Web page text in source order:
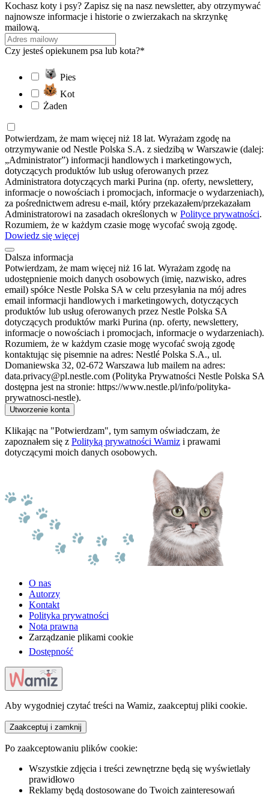
Kochasz koty i psy? Zapisz się na nasz newsletter, aby otrzymywać
najnowsze informacje i historie o zwierzakach na skrzynkę
mailową.
Czy jesteś opiekunem psa lub kota?*
Pies
Kot
Żaden
Potwierdzam, że mam więcej niż 18 lat. Wyrażam zgodę na
otrzymywanie od Nestle Polska S.A. z siedzibą w Warszawie (dalej:
„Administrator”) informacji handlowych i marketingowych,
dotyczących produktów lub usług oferowanych przez
Administratora dotyczących marki Purina (np. oferty, newslettery,
informacje o nowościach i promocjach, informacje o wydarzeniach),
za pośrednictwem adresu e-mail, który przekazałem/przekazałam
Administratorowi na zasadach określonych w Polityce prywatności.
Rozumiem, że w każdym czasie mogę wycofać swoją zgodę.
Dowiedz się więcej
Dalsza informacja
Potwierdzam, że mam więcej niż 16 lat. Wyrażam zgodę na
udostępnienie moich danych osobowych (imię, nazwisko, adres
email) spółce Nestle Polska SA w celu przesyłania na mój adres
email informacji handlowych i marketingowych, dotyczących
produktów lub usług oferowanych przez Nestle Polska SA
dotyczących produktów marki Purina (np. oferty, newslettery,
informacje o nowościach i promocjach, informacje o wydarzeniach).
Rozumiem, że w każdym czasie mogę wycofać swoją zgodę
kontaktując się pisemnie na adres: Nestlé Polska S.A., ul.
Domaniewska 32, 02-672 Warszawa lub mailem na adres:
data.privacy@pl.nestle.com (Polityka Prywatności Nestle Polska SA
dostępna jest na stronie: https://www.nestle.pl/info/polityka-
prywatnosci-nestle).
Utworzenie konta
Klikając na "Potwierdzam", tym samym oświadczam, że
zapoznałem się z Polityką prywatności Wamiz i prawami
dotyczącymi moich danych osobowych.
O nas
Autorzy
Kontakt
Polityka prywatności
Nota prawna
Zarządzanie plikami cookie
Dostępność
Aby wygodniej czytać treści na Wamiz, zaakceptuj pliki cookie.
Zaakceptuj i zamknij
Po zaakceptowaniu plików cookie:
Wszystkie zdjęcia i treści zewnętrzne będą się wyświetlały
prawidłowo
Reklamy będą dostosowane do Twoich zainteresowań